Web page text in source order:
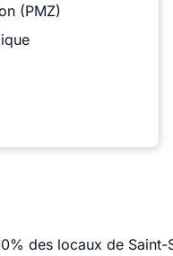
(PMZ)
des locaux de